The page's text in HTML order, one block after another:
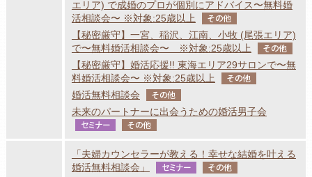
エリア) で成婚のプロが個別にアドバイス〜無料婚
活相談会〜 ※対象:25歳以上
その他
【秘密厳守】一宮、稲沢、江南、小牧 (尾張エリア)
で〜無料婚活相談会〜 ※対象:25歳以上
その他
【秘密厳守】婚活応援!! 東海エリア29サロンで〜無
料婚活相談会〜 ※対象:25歳以上
その他
婚活無料相談会 その他
未来のパートナーに出会うための婚活男子会
セミナー その他
「夫婦カウンセラーが教える！幸せな結婚を叶える
婚活無料相談会」
セミナー その他